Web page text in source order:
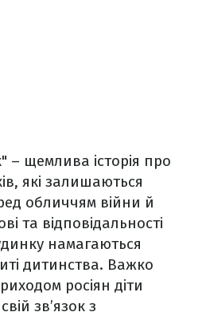
– щемлива історія про
які залишаються
обличчям війни й
та відповідальності
намагаються
дитинства. Важко
росіян діти
зв’язок з